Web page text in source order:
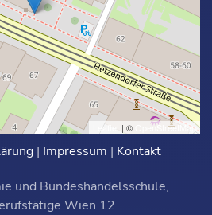
Leaflet | © OpenStreetMap
| Impressum | Kontakt
und Bundeshandelsschule,
Wien 12